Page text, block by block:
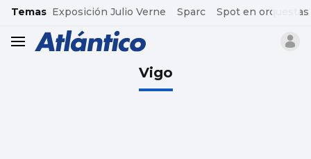
common.go-to-content
Temas Exposición Julio Verne Sparc Spot en orquestas
header.menu.open
Vigo